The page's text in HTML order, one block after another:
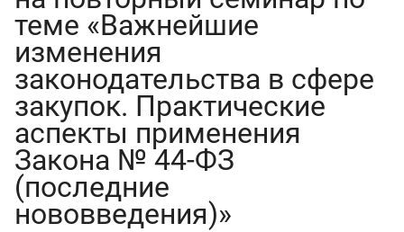
теме «Важнейшие
изменения
законодательства в сфере
закупок. Практические
аспекты применения
Закона № 44-ФЗ
(последние
нововведения)»